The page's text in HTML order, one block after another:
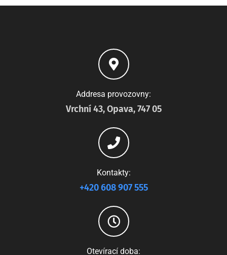
Addresa provozovny:
Vrchní 43, Opava, 747 05
Kontakty:
+420 608 907 555
Otevírací doba: